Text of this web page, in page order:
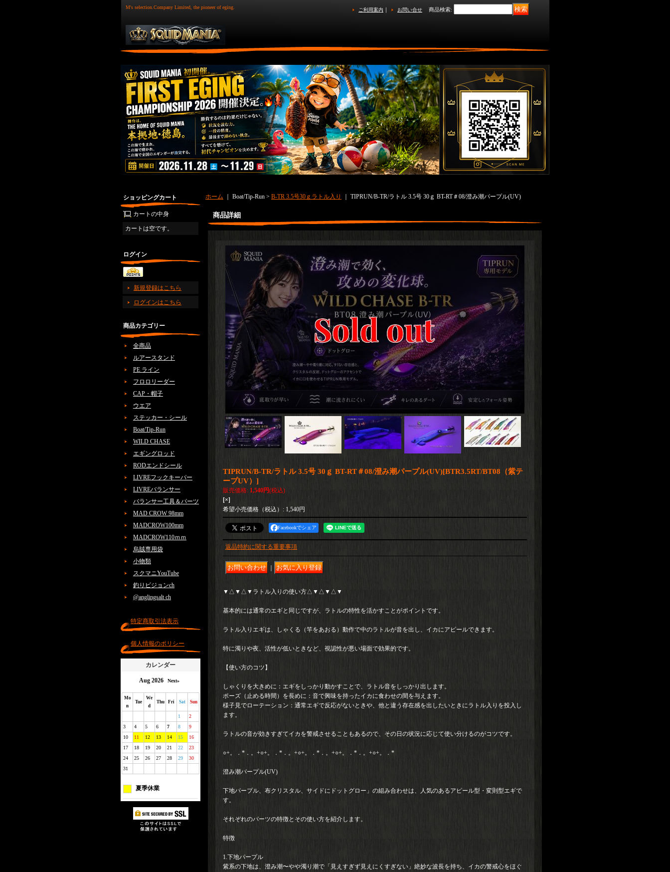
M's selection.Company Limited, the pioneer of eging. ご利用案内 ｜ お問い合せ 商品検索:
ショッピングカート
カートの中身
カートは空です。
ログイン
新規登録はこちら
ログインはこちら
商品カテゴリー
全商品
ルアースタンド
PE ライン
フロロリーダー
CAP・帽子
ウエア
ステッカー・シール
Boat/Tip-Run
WILD CHASE
エギングロッド
RODエンドシール
LIVREフックキーパー
LIVREバランサー
バランサー工具＆パーツ
MAD CROW 98mm
MADCROW100mm
MADCROW110ｍｍ
烏賊専用袋
小物類
スクマニYouTube
釣りビジョンch
@anglingsalt ch
特定商取引法表示
個人情報のポリシー
カレンダー
Aug 2026 Next»
Mo
n
Tue
We
d
Thu Fri Sat Sun
1
2
3
4 5 6 7 8
9
10
11 12 13 14 15
16
17
18 19 20 21 22
23
24
25 26 27 28 29
30
31
夏季休業
ホーム ｜ Boat/Tip-Run > B-TR 3.5号30ｇラトル入り TIPRUN/B-TR/ラトル 3.5号 30ｇ BT-RT＃08/澄み潮パープル(UV)
商品詳細
TIPRUN/B-TR/ラトル 3.5号 30ｇ BT-RT＃08/澄み潮パープル(UV)[BTR3.5RT/BT08（紫テ
ープUV） ]
販売価格: 1,540円(税込)
[×]
希望小売価格（税込） : 1,540円
Facebookでシェア
返品特約に関する重要事項
▼△▼△▼ラトル入りの使い方△▼△▼△▼
基本的には通常のエギと同じですが、ラトルの特性を活かすことがポイントです。
ラトル入りエギは、しゃくる（竿をあおる）動作で中のラトルが音を出し、イカにアピールできます。
特に濁りや夜、活性が低いときなど、視認性が悪い場面で効果的です。
【使い方のコツ】
しゃくりを大きめに：エギをしっかり動かすことで、ラトル音をしっかり出します。
ポーズ（止める時間）を長めに：音で興味を持ったイカに食わせの間を与えます。
様子見でローテーション：通常エギで反応がないときや、他と違う存在感を出したいときにラトル入りを投入し
ます。
ラトルの音が効きすぎてイカを警戒させることもあるので、その日の状況に応じて使い分けるのがコツです。
○+。．*．。+○+。．*．。+○+。．*．。+○+。．*．。+○+。．*
澄み潮パープル(UV)
下地パープル、布クリスタル、サイドにドットグロー」の組み合わせは、人気のあるアピール型・変則型エギで
す。
それぞれのパーツの特徴とその使い方を紹介します。
特徴
1.下地パープル
紫系の下地は、澄み潮〜やや濁り潮で「見えすぎず見えにくすぎない」絶妙な波長を持ち、イカの警戒心をほぐ